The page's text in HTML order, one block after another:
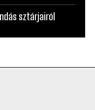
sztárjairól